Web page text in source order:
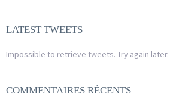
LATEST TWEETS
Impossible to retrieve tweets. Try again later.
COMMENTAIRES RÉCENTS